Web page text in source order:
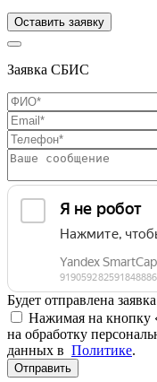
Оставить заявку
Заявка СБИС
Будет отправлена заявка
Нажимая на кнопку
на обработку
данных в Политике.
Отправить